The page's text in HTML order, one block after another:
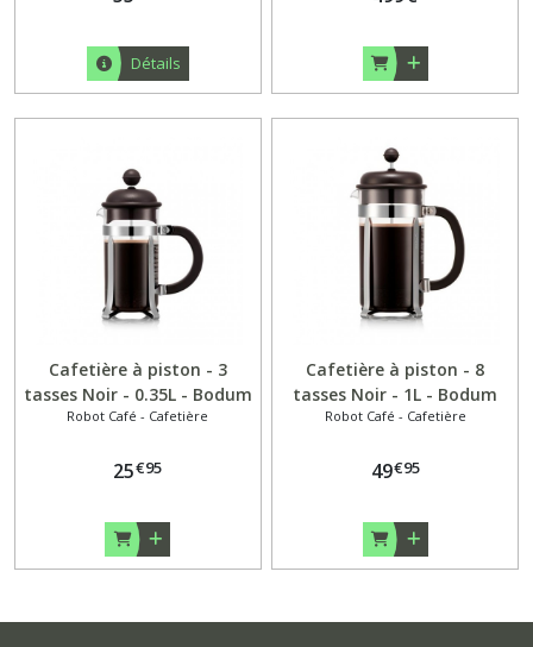
Détails
Cafetière à piston - 3
tasses Noir - 0.35L - Bodum
Robot Café - Cafetière
25€95
Cafetière à piston - 8
tasses Noir - 1L - Bodum
Robot Café - Cafetière
49€95